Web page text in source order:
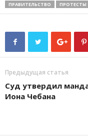
ПРАВИТЕЛЬСТВО
ПРОТЕСТЫ
Предыдущая статья
Суд утвердил
Иона Чебана